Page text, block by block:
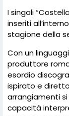
I singoli
inseriti
stagione della
Con un
produttore
esordio
ispirato e
arrangiamenti
capacità